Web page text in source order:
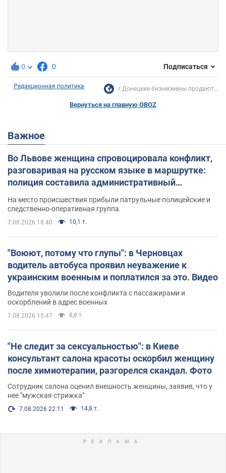
0 0 Подписаться
Редакционная политика Донецкие бизнесмены продают...
Вернуться на главную OBOZ
Важное
Во Львове женщина спровоцировала конфликт,
разговаривая на русском языке в маршрутке:
полиция составила административный
На место происшествия прибыли патрульные полицейские и
следственно-оперативная группа
7.08.2026 18:40 10,1 т.
"Воюют, потому что глупы": в Черновцах
водитель автобуса проявил неуважение к
украинским военным и поплатился за это. Видео
Водителя уволили после конфликта с пассажирами и
оскорблений в адрес военных
7.08.2026 15:47 8,8 т.
"Не следит за сексуальностью": в Киеве
консультант салона красоты оскорбил женщину
после химиотерапии, разгорелся скандал. Фото
Сотрудник салона оценил внешность женщины, заявив, что у
нее "мужская стрижка"
7.08.2026 22:11 14,8 т.